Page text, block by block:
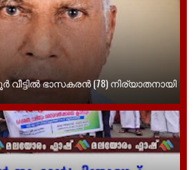
വീട്ടിൽ ഭാസകരൻ (78) നിര്യാതനായി